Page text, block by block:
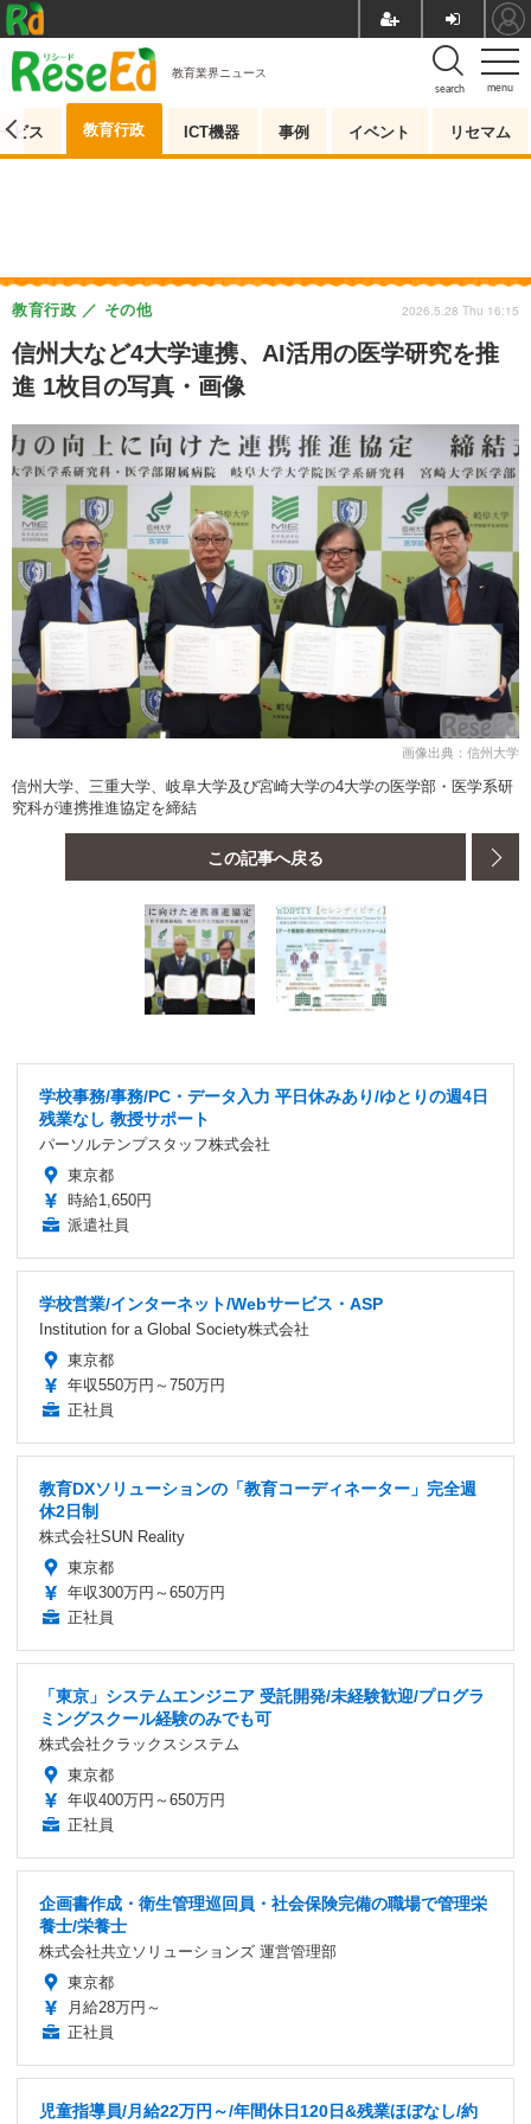
menu
search
教育業界ニュース
ビス 教育行政 ICT機器 事例 イベント リセマム
信州大など4大学連携、AI活用の医学研究を推
進 1枚目の写真・画像
教育行政 その他 2026.5.28 Thu 16:15
画像出典：信州大学
信州大学、三重大学、岐阜大学及び宮崎大学の4大学の医学部・医学系研
究科が連携推進協定を締結
この記事へ戻る
学校事務/事務/PC・データ入力 平日休みあり/ゆとりの週4日
残業なし 教授サポート
パーソルテンプスタッフ株式会社
東京都
時給1,650円
派遣社員
学校営業/インターネット/Webサービス・ASP
Institution for a Global Society株式会社
東京都
年収550万円～750万円
正社員
教育DXソリューションの「教育コーディネーター」完全週
休2日制
株式会社SUN Reality
東京都
年収300万円～650万円
正社員
「東京」システムエンジニア 受託開発/未経験歓迎/プログラ
ミングスクール経験のみでも可
株式会社クラックスシステム
東京都
年収400万円～650万円
正社員
企画書作成・衛生管理巡回員・社会保険完備の職場で管理栄
養士/栄養士
株式会社共立ソリューションズ 運営管理部
東京都
月給28万円～
正社員
児童指導員/月給22万円～/年間休日120日&残業ほぼなし/約